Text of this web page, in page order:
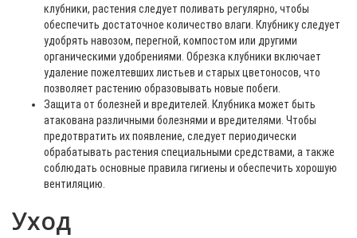
клубники, растения следует поливать регулярно, чтобы
обеспечить достаточное количество влаги. Клубнику следует
удобрять навозом, перегной, компостом или другими
органическими удобрениями. Обрезка клубники включает
удаление пожелтевших листьев и старых цветоносов, что
позволяет растению образовывать новые побеги.
Защита от болезней и вредителей. Клубника может быть
атакована различными болезнями и вредителями. Чтобы
предотвратить их появление, следует периодически
обрабатывать растения специальными средствами, а также
соблюдать основные правила гигиены и обеспечить хорошую
вентиляцию.
Уход